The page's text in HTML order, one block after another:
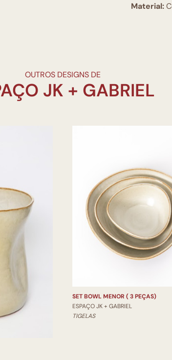
Material:
OUTROS DESIGNS DE
SET BOWL MENOR ( 3 PEÇAS)
ESPAÇO JK + GABRIEL
TIGELAS